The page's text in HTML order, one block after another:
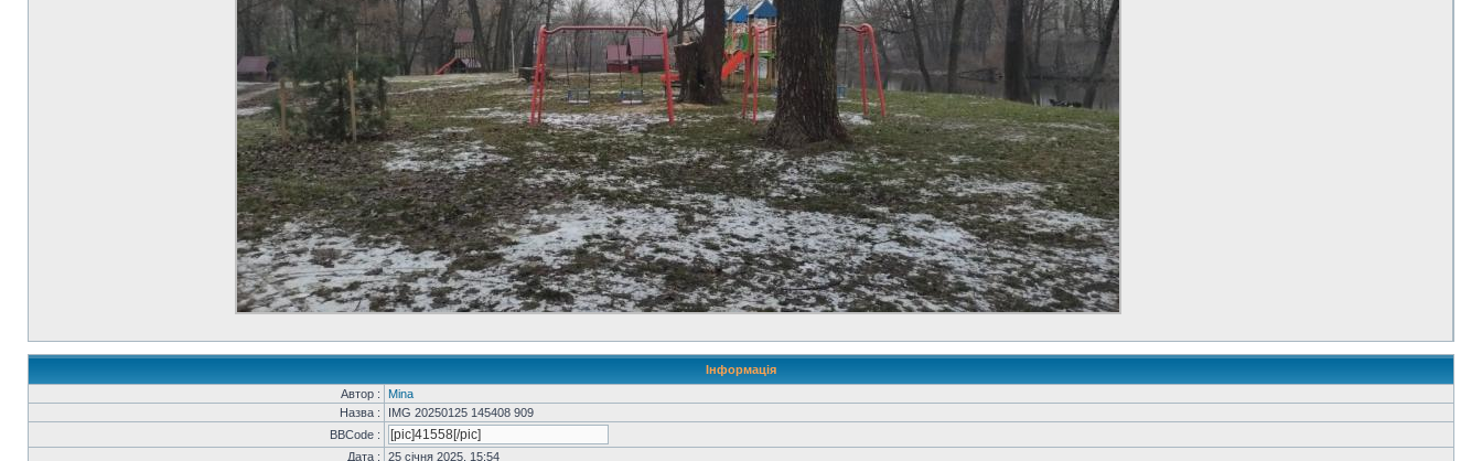
Інформація
Автор :
Mina
Назва :
IMG 20250125 145408 909
BBCode :
Дата :
25 січня 2025, 15:54